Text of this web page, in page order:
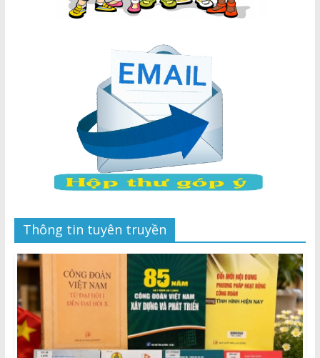
Thông tin tuyên truyền